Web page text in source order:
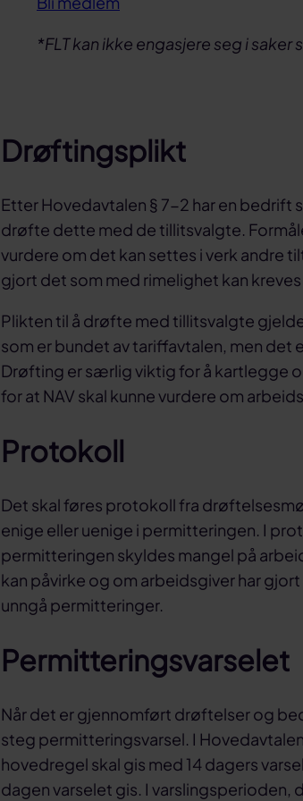
*FLT kan ikke engasjere seg i
Drøftingsplikt
Etter Hovedavtalen § 7-2 har en bedrift
drøfte dette med de tillitsvalgte.
vurdere om det kan settes i verk andre
gjort det som med rimelighet kan
Plikten til å drøfte med tillitsvalgte
som er bundet av tariffavtalen, men
Drøfting er særlig viktig for å kartlegge
for at NAV skal kunne vurdere om
Protokoll
Det skal føres protokoll fra
enige eller uenige i permitteringen. I
permitteringen skyldes mangel på
kan påvirke og om arbeidsgiver har
unngå permitteringer.
Permitteringsvarselet
Når det er gjennomført drøftelser og
steg permitteringsvarsel. I
hovedregel skal gis med 14 dagers
dagen varselet gis. I varslingsperioden,